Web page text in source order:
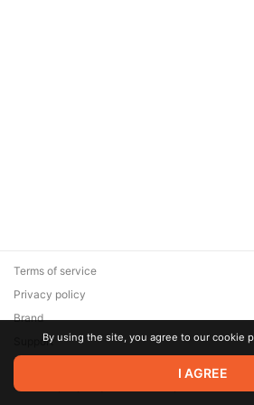
© 2026 Zaya Solutions Limited. All rights
are the property of their respective
Terms of service
Privacy policy
Brand
SupportBy using the site, you agree to our cookie
I AGREE